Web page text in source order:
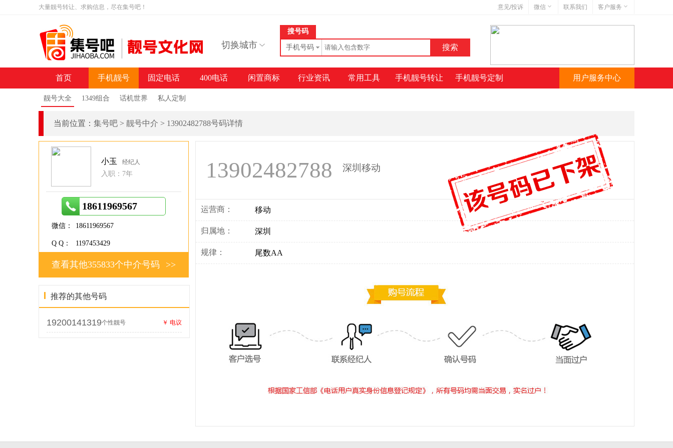
大量靓号转让、求购信息，尽在集号吧！ 意见/投诉 微信
微信号:jihaoba999
联系我们
客户服务
切换城市
搜号码
手机号码
首页 手机靓号
靓号大全 1349组合 话机世界 私人定制
固定电话 400电话 闲置商标 行业资讯 常用工具 手机靓号转让 手机靓号定制 用户服务中心
当前位置： 集号吧 > 靓号中介 > 13902482788号码详情
13902482788 深圳移动
运营商： 移动
归属地： 深圳
规律： 尾数AA
小玉 经纪人
入职：7年
18611969567
微信： 18611969567
Q Q： 1197453429
>>
查看其他355833个中介号码
推荐的其他号码
19200141319个性靓号 ￥ 电议